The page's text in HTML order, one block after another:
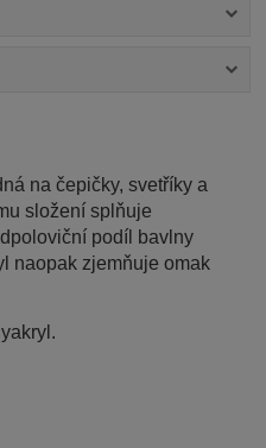
na čepičky, svetříky a
složení splňuje
podíl bavlny
naopak zjemňuje omak